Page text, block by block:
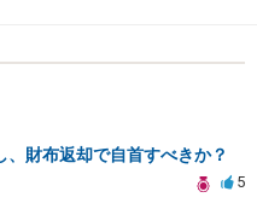
財布返却で自首すべきか？
5